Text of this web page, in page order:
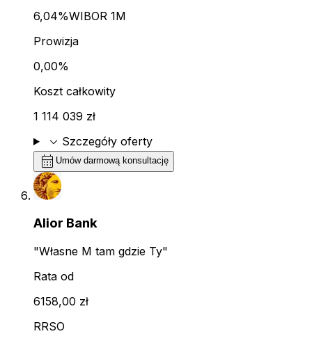
6,04%WIBOR 1M
Prowizja
0,00%
Koszt całkowity
1 114 039 zł
expand_more Szczegóły oferty
calendar_month Umów darmową konsultację
Alior Bank
"Własne M tam gdzie Ty"
Rata od
6158,00 zł
RRSO